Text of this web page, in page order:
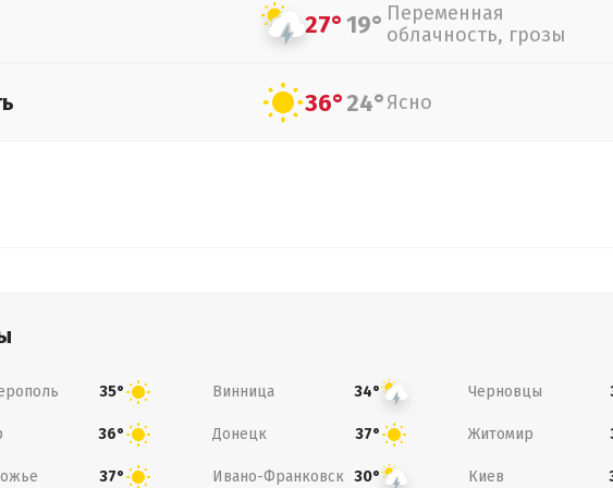
27°19° Переменная
облачность, грозы
36°24°Ясно
35° Винница 34° Черновцы
36° Донецк 37° Житомир
37° Ивано-Франковск 30° Киев